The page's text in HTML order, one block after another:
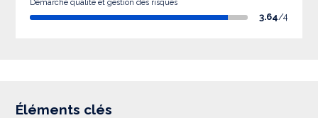
Démarche qualité et gestion des risques
3.64/4
Éléments clés